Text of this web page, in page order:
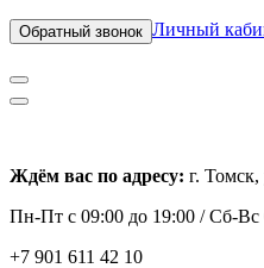
Обратный звонок Личный
Ждём вас по адресу: г. Томск,
Пн-Пт с 09:00 до 19:00 /Сб-Вс
+7 901 611 42 10